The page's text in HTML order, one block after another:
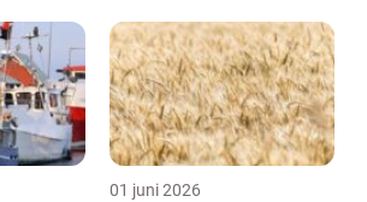
01 juni 2026